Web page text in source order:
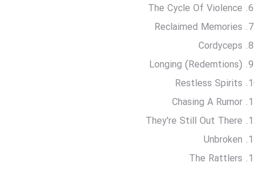
The Cycle Of Violence
Reclaimed Memories
Cordyceps
Longing (Redemtions)
Restless Spirits
Chasing A Rumor
They're Still Out There
Unbroken
The Rattlers